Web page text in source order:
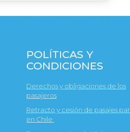
POLÍTICAS Y
CONDICIONES
Derechos y obligaciones de los
pasajeros
Retracto y cesión de pasajes
en Chile